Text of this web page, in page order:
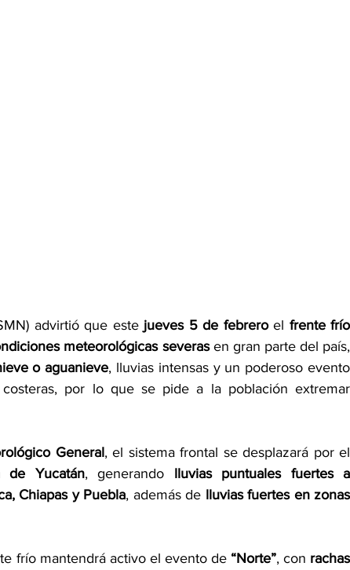
advirtió que este jueves 5 de febrero el frente frío
meteorológicas severas en gran parte del país,
o aguanieve, lluvias intensas y un poderoso evento
por lo que se pide a la población extremar
General
Yucatán, generando lluvias puntuales fuertes a
Chiapas y Puebla, además de lluvias fuertes en zonas
frío mantendrá activo el evento de “Norte”, con rachas